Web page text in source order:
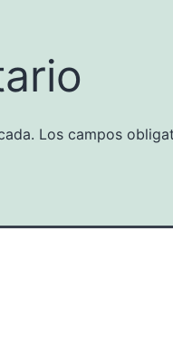
Los campos